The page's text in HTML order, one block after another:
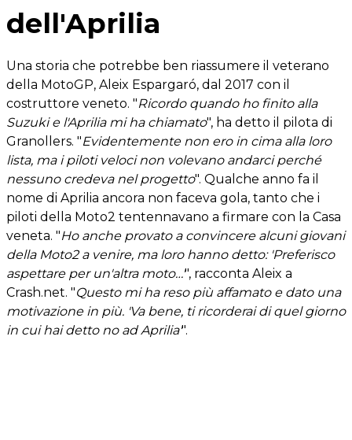
dell'Aprilia
Una storia che potrebbe ben riassumere il veterano
della MotoGP, Aleix Espargaró, dal 2017 con il
costruttore veneto. "Ricordo quando ho finito alla
Suzuki e l'Aprilia mi ha chiamato", ha detto il pilota di
Granollers. "Evidentemente non ero in cima alla loro
lista, ma i piloti veloci non volevano andarci perché
nessuno credeva nel progetto". Qualche anno fa il
nome di Aprilia ancora non faceva gola, tanto che i
piloti della Moto2 tentennavano a firmare con la Casa
veneta. "Ho anche provato a convincere alcuni giovani
della Moto2 a venire, ma loro hanno detto: 'Preferisco
aspettare per un'altra moto…'", racconta Aleix a
Crash.net. "Questo mi ha reso più affamato e dato una
motivazione in più. 'Va bene, ti ricorderai di quel giorno
in cui hai detto no ad Aprilia'".